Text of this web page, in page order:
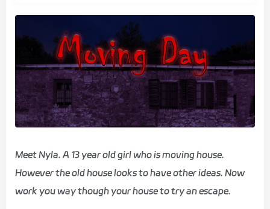
Meet Nyla. A 13 year old girl who is moving house.
However the old house looks to have other ideas. Now
work you way though your house to try an escape.